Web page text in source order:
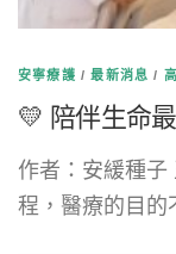
安寧療護 /最新消息 /
💛 陪伴生命
作者：安緩種子
程，醫療的目